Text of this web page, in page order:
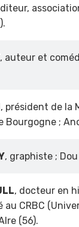
, auteur et
, président de la
Bourgogne ;
, graphiste ; Dou
, docteur en
au CRBC
(56).